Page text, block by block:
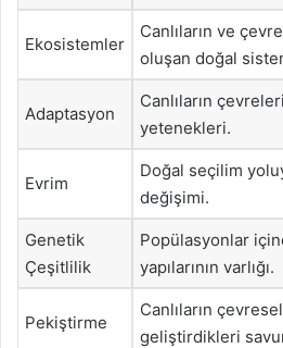
Ekosistemler
Canlıların ve
oluşan doğal
Adaptasyon
Canlıların
yetenekleri.
Evrim
Doğal seçilim
değişimi.
Genetik
Çeşitlilik
Popülasyonlar
yapılarının varlığı.
Pekiştirme
Canlıların
geliştirdikleri